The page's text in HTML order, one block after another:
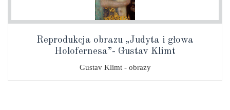
Reprodukcja obrazu „Judyta i głowa
Holofernesa”- Gustav Klimt
Gustav Klimt - obrazy